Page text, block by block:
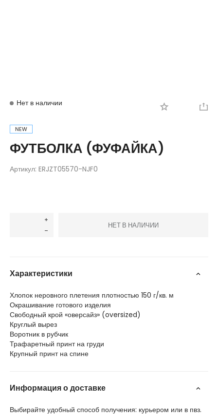
Нет в наличии
NEW
ФУТБОЛКА (ФУФАЙКА)
Артикул: ERJZT05570-NJF0
НЕТ В НАЛИЧИИ
Характеристики
Хлопок неровного плетения плотностью 150 г/кв. м
Окрашивание готового изделия
Свободный крой «оверсайз» (oversized)
Круглый вырез
Воротник в рубчик
Трафаретный принт на груди
Крупный принт на спине
Информация о доставке
Выбирайте удобный способ получения: курьером или в пвз.